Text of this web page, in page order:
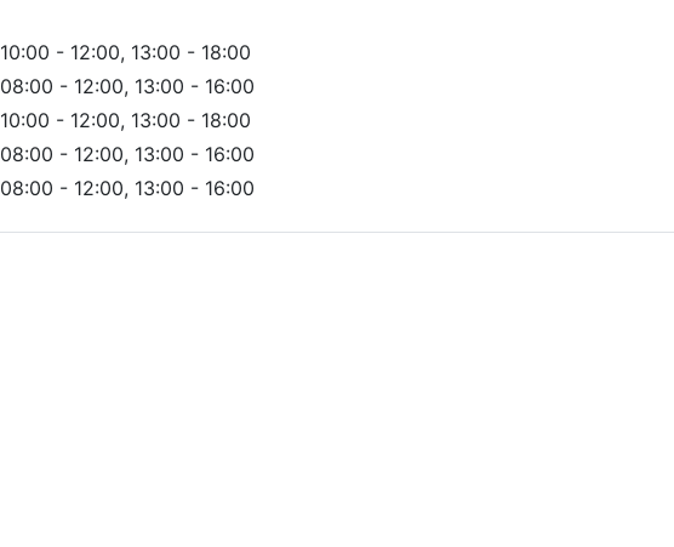
10:00 - 12:00, 13:00 - 18:00
08:00 - 12:00, 13:00 - 16:00
10:00 - 12:00, 13:00 - 18:00
08:00 - 12:00, 13:00 - 16:00
08:00 - 12:00, 13:00 - 16:00